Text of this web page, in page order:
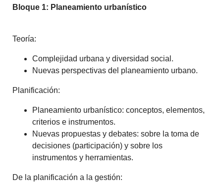
Bloque 1: Planeamiento urbanístico
Teoría:
Complejidad urbana y diversidad social.
Nuevas perspectivas del planeamiento urbano.
Planificación:
Planeamiento urbanístico: conceptos, elementos,
criterios e instrumentos.
Nuevas propuestas y debates: sobre la toma de
decisiones (participación) y sobre los
instrumentos y herramientas.
De la planificación a la gestión: